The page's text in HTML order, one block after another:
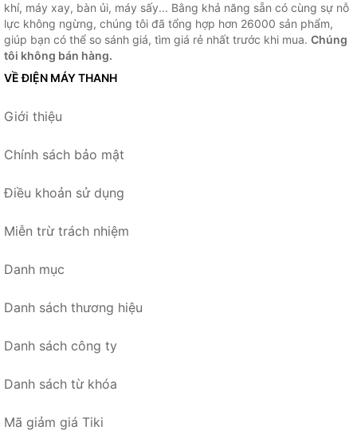
khí, máy xay, bàn ủi, máy sấy... Bằng khả năng sẵn có cùng sự nỗ
lực không ngừng, chúng tôi đã tổng hợp hơn 26000 sản phẩm,
giúp bạn có thể so sánh giá, tìm giá rẻ nhất trước khi mua. Chúng
tôi không bán hàng.
VỀ ĐIỆN MÁY THANH
Giới thiệu
Chính sách bảo mật
Điều khoản sử dụng
Miễn trừ trách nhiệm
Danh mục
Danh sách thương hiệu
Danh sách công ty
Danh sách từ khóa
Mã giảm giá Tiki